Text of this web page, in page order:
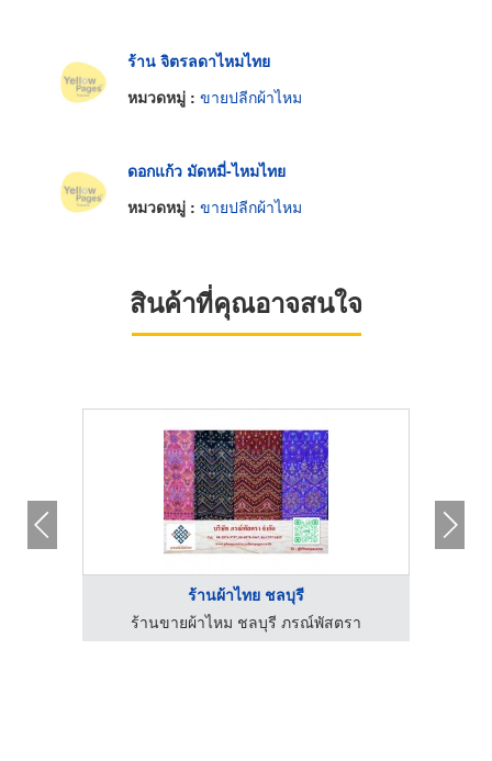
ร้าน จิตรลดาไหมไทย
หมวดหมู่ : ขายปลีกผ้าไหม
ดอกแก้ว มัดหมี่-ไหมไทย
หมวดหมู่ : ขายปลีกผ้าไหม
สินค้าที่คุณอาจสนใจ
ร้านผ้าไทย ชลบุรี
ร้านขายผ้าไหม ชลบุรี ภรณ์พัสตรา